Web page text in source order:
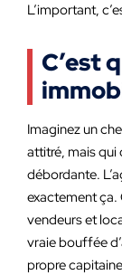
L’important,
C’est
Imaginez un
attitré, mais qui
débordante.
exactement ça.
vendeurs et
vraie bouffée
propre